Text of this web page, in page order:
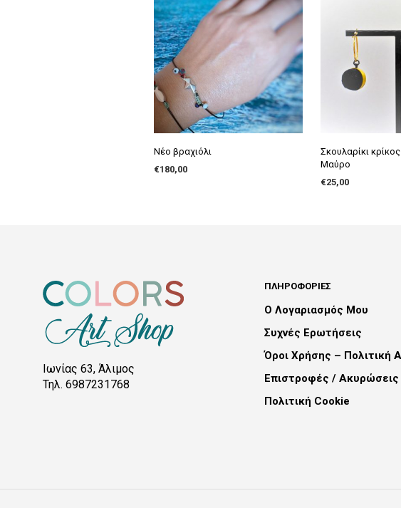
Νέο βραχιόλι
€180,00
Σκουλαρίκι
Μαύρο
€25,00
Ιωνίας 63, Άλιμος
Τηλ. 6987231768
ΠΛΗΡΟΦΟΡΊΕΣ
Ο Λογαριασμός Μου
Συχνές Ερωτήσεις
Όροι Χρήσης – Πολιτική
Επιστροφές / Ακυρώσεις
Πολιτική Cookie